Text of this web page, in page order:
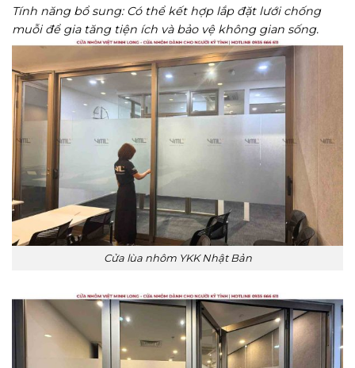
Tính năng bổ sung: Có thể kết hợp lắp đặt lưới chống
muỗi để gia tăng tiện ích và bảo vệ không gian sống.
Cửa lùa nhôm YKK Nhật Bản